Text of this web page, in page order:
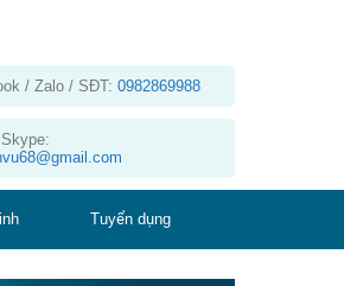
/ Zalo / SĐT: 0982869988
Tuyển dụng